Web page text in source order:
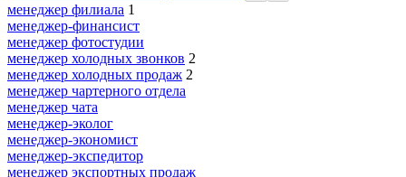
менеджер филиала 1
менеджер-финансист
менеджер фотостудии
менеджер холодных звонков 2
менеджер холодных продаж 2
менеджер чартерного отдела
менеджер чата
менеджер-эколог
менеджер-экономист
менеджер-экспедитор
менеджер экспортных продаж